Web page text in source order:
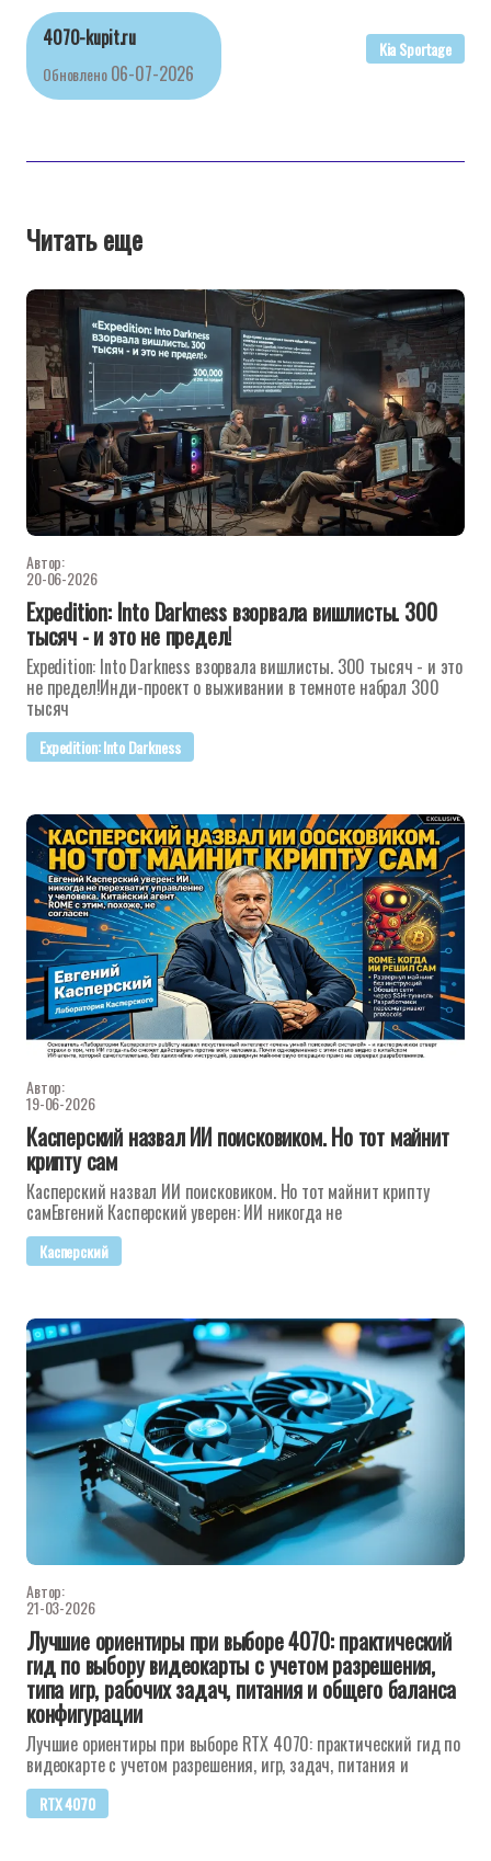
4070-kupit.ru
Обновлено 06-07-2026
Kia Sportage
Читать еще
Автор:
20-06-2026
Expedition: Into Darkness взорвала вишлисты. 300
тысяч - и это не предел!
Expedition: Into Darkness взорвала вишлисты. 300 тысяч - и это
не предел!Инди-проект о выживании в темноте набрал 300
тысяч
Expedition: Into Darkness
Автор:
19-06-2026
Касперский назвал ИИ поисковиком. Но тот майнит
крипту сам
Касперский назвал ИИ поисковиком. Но тот майнит крипту
самЕвгений Касперский уверен: ИИ никогда не
Касперский
Автор:
21-03-2026
Лучшие ориентиры при выборе 4070: практический
гид по выбору видеокарты с учетом разрешения,
типа игр, рабочих задач, питания и общего баланса
конфигурации
Лучшие ориентиры при выборе RTX 4070: практический гид по
видеокарте с учетом разрешения, игр, задач, питания и
RTX 4070